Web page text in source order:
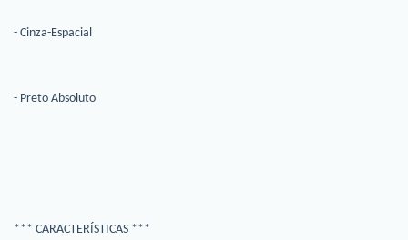
- Cinza-Espacial
- Preto Absoluto
*** CARACTERÍSTICAS ***